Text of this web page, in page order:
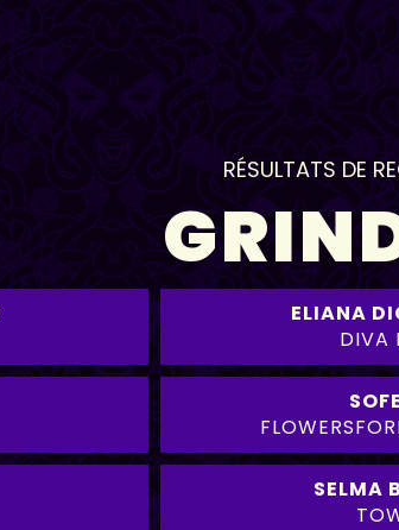
RÉSULTATS DE
ELIANA
DIVA
SELMA